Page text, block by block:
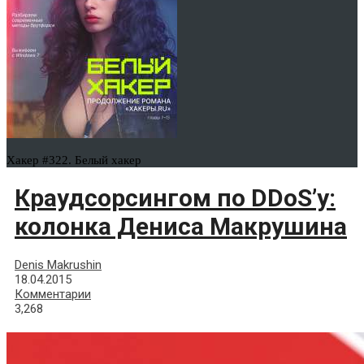
Хакер #322. Белый хакер
Краудсорсингом по DDoS’у:
колонка Дениса Макрушина
Denis Makrushin
18.04.2015
Комментарии
3,268